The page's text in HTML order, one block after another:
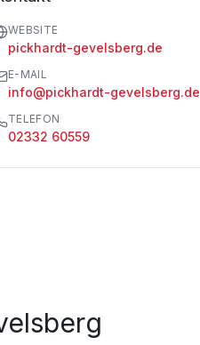
WEBSITE
pickhardt-gevelsberg.de
E-MAIL
info@pickhardt-gevelsberg.de
TELEFON
02332 60559